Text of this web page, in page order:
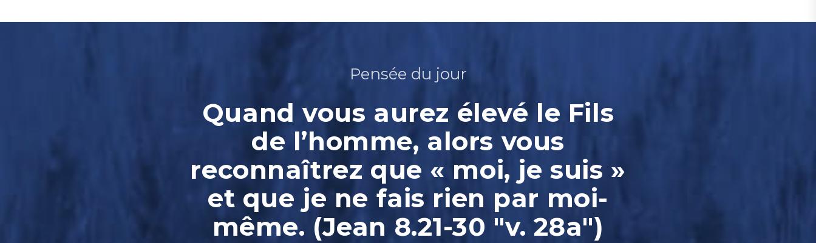
Pensée du jour
Quand vous aurez élevé le Fils
de l’homme, alors vous
reconnaîtrez que « moi, je suis »
et que je ne fais rien par moi-
même. (Jean 8.21-30 "v. 28a")